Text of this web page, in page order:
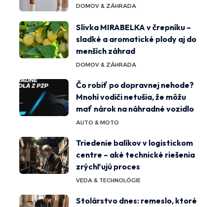
DOMOV & ZÁHRADA
Slivka MIRABELKA v črepníku –
sladké a aromatické plody aj do
menších záhrad
DOMOV & ZÁHRADA
Čo robiť po dopravnej nehode?
Mnohí vodiči netušia, že môžu
mať nárok na náhradné vozidlo
AUTO & MOTO
Triedenie balíkov v logistickom
centre – aké technické riešenia
zrýchľujú proces
VEDA & TECHNOLÓGIE
Stolárstvo dnes: remeslo, ktoré